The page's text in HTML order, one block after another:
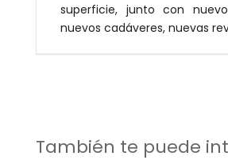
superficie, junto con
nuevos cadáveres, nuevas
También te puede